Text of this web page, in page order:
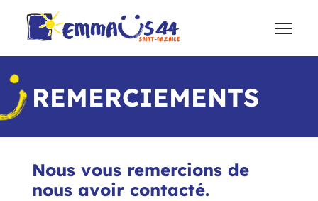
REMERCIEMENTS
Nous vous remercions de
nous avoir contacté.